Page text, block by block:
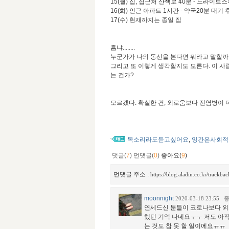
15(월) 집, 집근처 산책로 40분 - 드라이브
16(화) 인근 아파트 1시간 - 약국20분 대기
17(수) 현재까지는 종일 집
흠냐........
누군가가 나의 동선을 본다면 뭐라고 말할
그리고 또 이렇게 생각할지도 모른다. 이
는 건가?
모르겠다. 확실한 건, 외로움보다 전염병이
목소리라도듣고싶어요 잉간은사회
댓글(7) 먼댓글(0) 좋아요(9)
먼댓글 주소 : https://blog.aladin.co.kr/
moonnight 2020-03-18 23:55
연세드신 분들이 코로나보다
했던 기억 나네요ㅜㅜ 저도 아
는 것도 참 못 할 일이에요ㅠㅠ